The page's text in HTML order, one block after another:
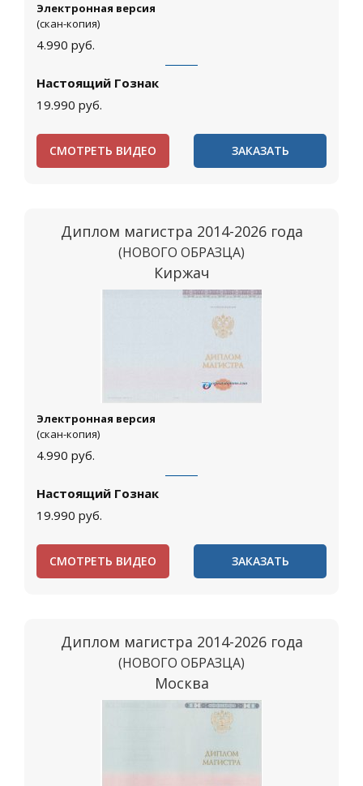
Электронная версия
(скан-копия)
4.990 руб.
Настоящий Гознак
19.990 руб.
СМОТРЕТЬ ВИДЕО ЗАКАЗАТЬ
Диплом магистра 2014-2026 года
(НОВОГО ОБРАЗЦА)
Киржач
Электронная версия
(скан-копия)
4.990 руб.
Настоящий Гознак
19.990 руб.
СМОТРЕТЬ ВИДЕО ЗАКАЗАТЬ
Диплом магистра 2014-2026 года
(НОВОГО ОБРАЗЦА)
Москва